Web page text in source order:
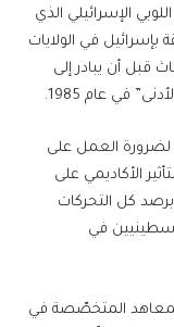
الإسرائيلي الذي
بإسرائيل في الولايات
قبل أن يبادر إلى
في عام 1985.
لضرورة العمل على
الأكاديمي على
كل التحركات
في
المتخصّصة في